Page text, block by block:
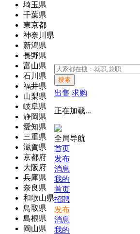
埼玉県
千葉県
東京都
神奈川県
新潟県
長野県
富山県
石川県
福井県
山梨県
岐阜県
静岡県
愛知県
三重県
滋賀県
京都府
大阪府
兵庫県
奈良県
和歌山県
鳥取県
島根県
岡山県
搜索
出售 求购
正在加载...
全局导航
首页
发布
消息
我的
首页
招聘
发布
消息
我的